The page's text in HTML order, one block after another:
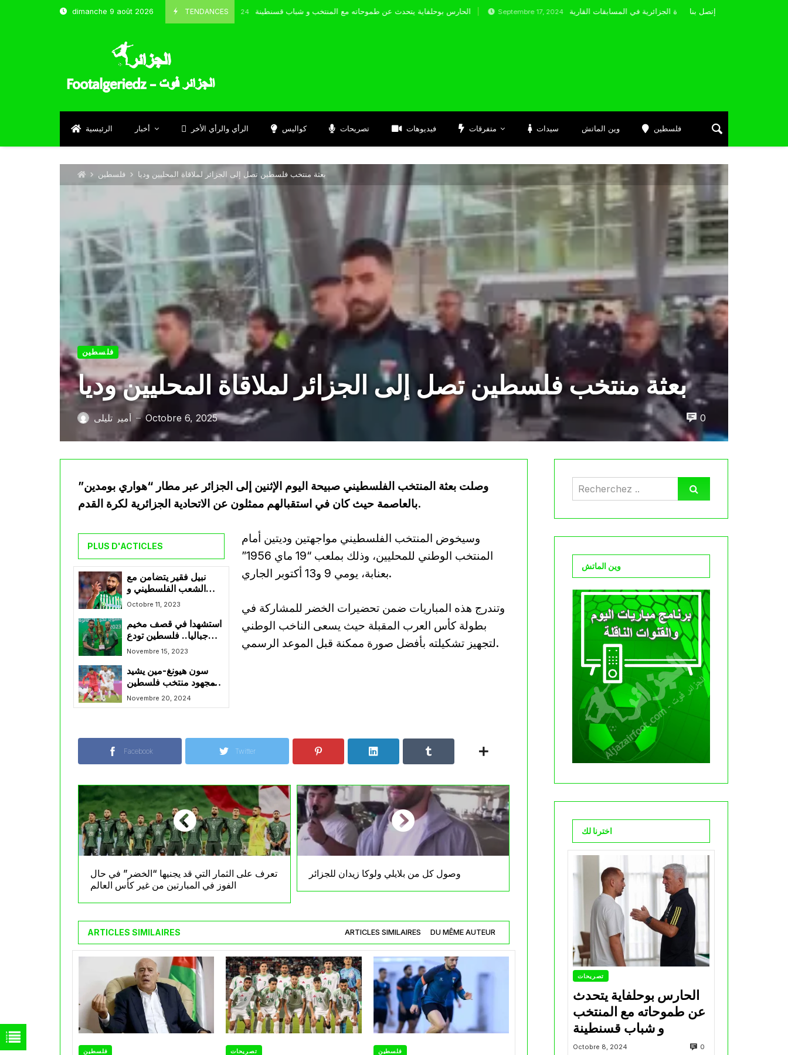
dimanche 9 août 2026 TENDANCES
Octobre 8, 2024 الحارس بوحلفاية يتحدث عن طموحاته مع المنتخب و شباب قسنطينة Septembre 17, 2024 إتصل بنا
الرئيسية أخبار الرأي والرأي الأخر كواليس تصريحات فيديوهات متفرقات سيدات وين الماتش فلسطين
فلسطين بعثة منتخب فلسطين تصل إلى الجزائر لملاقاة المحليين وديا
فلسطين
بعثة منتخب فلسطين تصل إلى الجزائر لملاقاة المحليين وديا
أمير تليلي — Octobre 6, 2025 0
وصلت بعثة المنتخب الفلسطيني صبيحة اليوم الإثنين إلى الجزائر عبر مطار “هواري بومدين”
بالعاصمة حيث كان في استقبالهم ممثلون عن الاتحادية الجزائرية لكرة القدم.
PLUS D'ACTICLES
نبيل فقير يتضامن مع
الشعب الفلسطيني و
يدعم القضية الفلسطينية
Octobre 11, 2023
استشهدا في قصف مخيم
جباليا.. فلسطين تودع
Novembre 15, 2023
سون هيونغ-مين يشيد
بمجهود منتخب فلسطين
في مباراة التعادل
Novembre 20, 2024
وسيخوض المنتخب الفلسطيني مواجهتين وديتين أمام
المنتخب الوطني للمحليين، وذلك بملعب “19 ماي 1956”
بعنابة، يومي 9 و13 أكتوبر الجاري.
وتندرج هذه المباريات ضمن تحضيرات الخضر للمشاركة في
بطولة كأس العرب المقبلة حيث يسعى الناخب الوطني
لتجهيز تشكيلته بأفضل صورة ممكنة قبل الموعد الرسمي.
Facebook Twitter
تعرف على الثمار التي قد يجنيها “الخضر” في حال
الفوز في المبارتين من غير كأس العالم
وصول كل من بلايلي ولوكا زيدان للجزائر
ARTICLES SIMILAIRES ARTICLES SIMILAIRES DU MÊME AUTEUR
فلسطين تصريحات فلسطين
وين الماتش
اخترنا لك
تصريحات
الحارس بوحلفاية يتحدث
عن طموحاته مع المنتخب
و شباب قسنطينة
Octobre 8, 2024 0